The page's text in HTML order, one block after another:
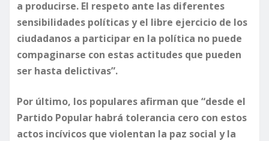
a producirse. El respeto ante las diferentes
sensibilidades políticas y el libre ejercicio de los
ciudadanos a participar en la política no puede
compaginarse con estas actitudes que pueden
ser hasta delictivas”.
Por último, los populares afirman que “desde el
Partido Popular habrá tolerancia cero con estos
actos incívicos que violentan la paz social y la